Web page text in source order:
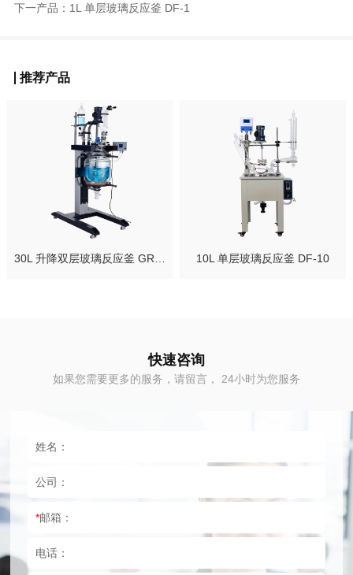
下一产品： 1L 单层玻璃反应釜 DF-1
推荐产品
10L 单层玻璃反应釜 DF-10
快速咨询
如果您需要更多的服务，请留言， 24小时为您服务
姓名：
公司：
*邮箱：
电话：